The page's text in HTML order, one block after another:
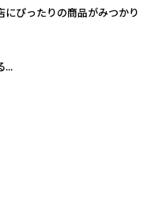
にぴったりの商品がみつかり
...